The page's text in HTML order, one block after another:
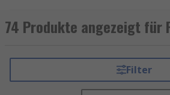
können zudem als Warnung vor
eingesetzt werden. Die Kegel sind
und reflektieren das Licht für eine
Sichtbarkeit bei Nacht. Für die
74 Produkte angezeigt für
Filter